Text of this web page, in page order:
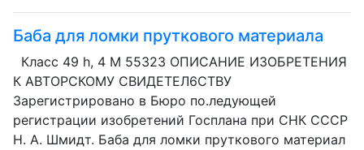
Баба для ломки пруткового материала
Класс 49 h, 4 М 55323 ОПИСАНИЕ ИЗОБРЕТЕНИЯ
К АВТОРСКОМУ СВИДЕТЕЛ6СТВУ
Зарегистрировано в Бюро по.ледующей
регистрации изобретений Госплана при СНК СССР
H. А. Шмидт. Баба для ломки пруткового материал